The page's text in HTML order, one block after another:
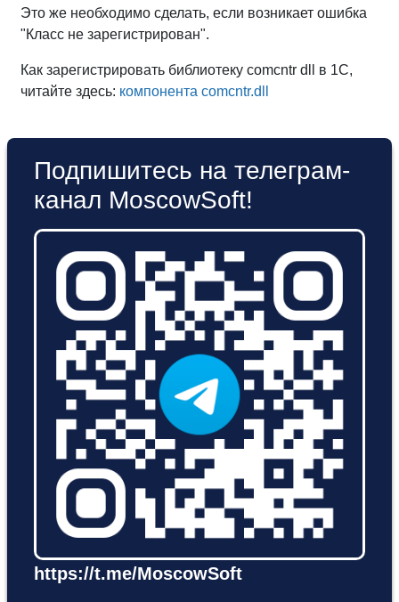
Это же необходимо сделать, если возникает ошибка
"Класс не зарегистрирован".
Как зарегистрировать библиотеку comcntr dll в 1С,
читайте здесь: компонента comcntr.dll
Подпишитесь на телеграм-
канал MoscowSoft!
https://t.me/MoscowSoft